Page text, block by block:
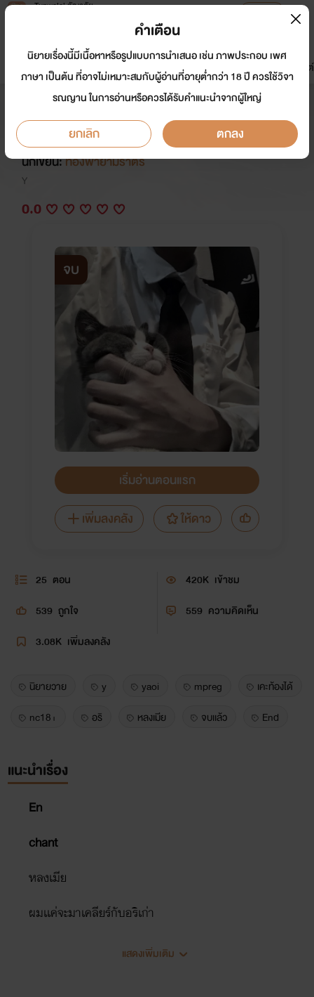
Tunwalai ธัญวลัย
หน้าแรก นิยาย อีบุ๊ก การ์ตูน
มาใหม่
ดรีมแชท ธัญลิสต์
Enchant หลงเมีย (เคะท้องได้
Nc18+) End
นักเขียน:ท้องฟ้ายามราตรี
Y
0.0
จบ
เริ่มอ่านตอนแรก
เพิ่มลงคลัง
ให้ดาว
25 ตอน 420K เข้าชม
539 ถูกใจ 559 ความคิดเห็น
3.08K เพิ่มลงคลัง
นิยายวาย y yaoi mpreg
เคะท้องได้
nc18+
อริ หลงเมีย จบเเล้ว End
แนะนำเรื่อง
En
chant
หลงเมีย
ผมเเค่จะมาเคลียร์กับอริเก่า
แสดงเพิ่มเติม
คำเตือน
นิยายเรื่องนี้มีเนื้อหาหรือรูปแบบการนำเสนอ เช่น ภาพประกอบ เพศ
ภาษา เป็นต้น ที่อาจไม่เหมาะสมกับผู้อ่านที่อายุต่ำกว่า 18 ปี ควรใช้วิจา
รณญาน ในการอ่านหรือควรได้รับคำแนะนำจากผู้ใหญ่
ยกเลิก ตกลง